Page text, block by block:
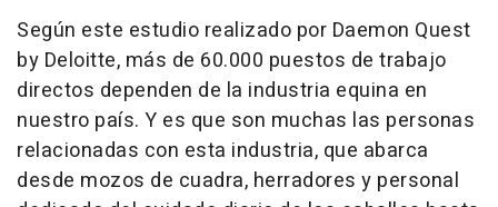
Según este estudio realizado por Daemon Quest
by Deloitte, más de 60.000 puestos de trabajo
directos dependen de la industria equina en
nuestro país. Y es que son muchas las personas
relacionadas con esta industria, que abarca
desde mozos de cuadra, herradores y personal